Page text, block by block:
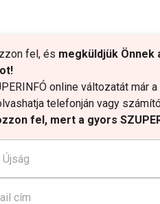
fel, és megküldjük Önnek
online változatát már
telefonján vagy
fel, mert a gyors